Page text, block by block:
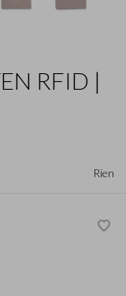
RFID |
Rien